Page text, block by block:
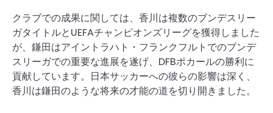
クラブでの成果に関しては、香川は複数のブンデスリー
ガタイトルとUEFAチャンピオンズリーグを獲得しました
が、鎌田はアイントラハト・フランクフルトでのブンデ
スリーガでの重要な進展を遂げ、DFBポカールの勝利に
貢献しています。日本サッカーへの彼らの影響は深く、
香川は鎌田のような将来の才能の道を切り開きました。